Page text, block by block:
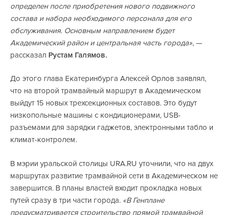
определен после приобретения нового подвижного
состава и набора необходимого персонала для его
обслуживания. Основным направлением будет
Академический район и центральная часть города», —
рассказал Рустам Галямов.
До этого глава Екатеринбурга Алексей Орлов заявлял,
что на второй трамвайный маршрут в Академическом
выйдут 15 новых трехсекционных составов. Это будут
низкопольные машины с кондиционерами, USB-
разъемами для зарядки гаджетов, электронными табло и
климат-контролем.
В мэрии уральской столицы URA.RU уточнили, что на двух
маршрутах развитие трамвайной сети в Академическом не
завершится. В планы властей входит прокладка новых
путей сразу в три части города. «В Генплане
предусматривается строительство прямой трамвайной